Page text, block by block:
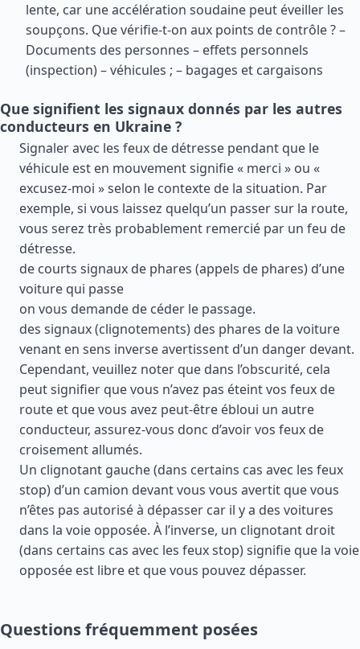
lente, car une accélération soudaine peut éveiller les
soupçons. Que vérifie-t-on aux points de contrôle ? –
Documents des personnes – effets personnels
(inspection) – véhicules ; – bagages et cargaisons
Que signifient les signaux donnés par les autres
conducteurs en Ukraine ?
Signaler avec les feux de détresse pendant que le
véhicule est en mouvement signifie « merci » ou «
excusez-moi » selon le contexte de la situation. Par
exemple, si vous laissez quelqu’un passer sur la route,
vous serez très probablement remercié par un feu de
détresse.
de courts signaux de phares (appels de phares) d’une
voiture qui passe
on vous demande de céder le passage.
des signaux (clignotements) des phares de la voiture
venant en sens inverse avertissent d’un danger devant.
Cependant, veuillez noter que dans l’obscurité, cela
peut signifier que vous n’avez pas éteint vos feux de
route et que vous avez peut-être ébloui un autre
conducteur, assurez-vous donc d’avoir vos feux de
croisement allumés.
Un clignotant gauche (dans certains cas avec les feux
stop) d’un camion devant vous vous avertit que vous
n’êtes pas autorisé à dépasser car il y a des voitures
dans la voie opposée. À l’inverse, un clignotant droit
(dans certains cas avec les feux stop) signifie que la voie
opposée est libre et que vous pouvez dépasser.
Questions fréquemment posées